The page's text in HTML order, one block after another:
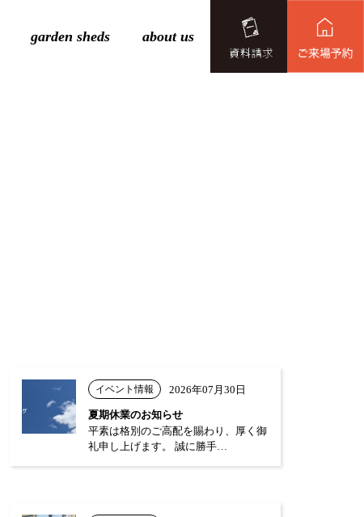
garden sheds about us
イベント情報 2026年07月30日
夏期休業のお知らせ
平素は格別のご高配を賜わり、厚く御
礼申し上げます。 誠に勝手…